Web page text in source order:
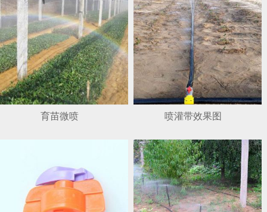
育苗微喷 喷灌带效果图